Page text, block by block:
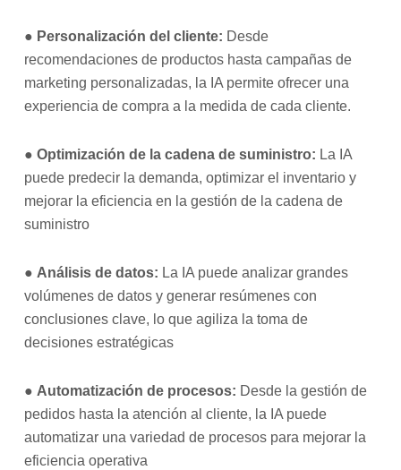
● Personalización del cliente: Desde
recomendaciones de productos hasta campañas de
marketing personalizadas, la IA permite ofrecer una
experiencia de compra a la medida de cada cliente.
●Optimización de la cadena de suministro: La IA
puede predecir la demanda, optimizar el inventario y
mejorar la eficiencia en la gestión de la cadena de
suministro
● Análisis de datos: La IA puede analizar grandes
volúmenes de datos y generar resúmenes con
conclusiones clave, lo que agiliza la toma de
decisiones estratégicas
● Automatización de procesos: Desde la gestión de
pedidos hasta la atención al cliente, la IA puede
automatizar una variedad de procesos para mejorar la
eficiencia operativa